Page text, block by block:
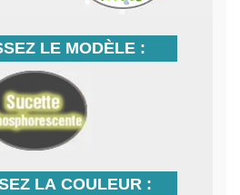
LE MODÈLE :
LA COULEUR :